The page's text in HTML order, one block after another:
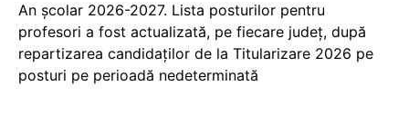
An școlar 2026-2027. Lista posturilor pentru
profesori a fost actualizată, pe fiecare județ, după
repartizarea candidaților de la Titularizare 2026 pe
posturi pe perioadă nedeterminată